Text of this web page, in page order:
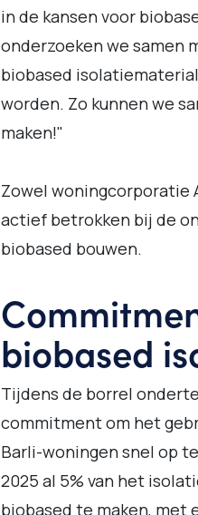
in de kansen voor
onderzoeken we samen
biobased
worden. Zo kunnen we
maken!"
Zowel woningcorporatie
actief betrokken bij de
biobased bouwen.
biobased
Tijdens de borrel
commitment om het
Barli-woningen snel op
2025 al 5% van het
biobased te maken, met